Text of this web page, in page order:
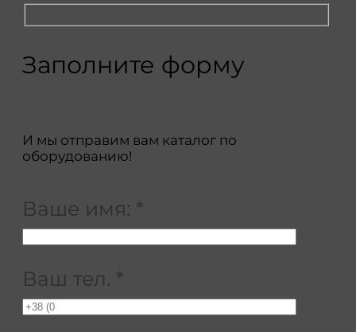
Заполните форму
И мы отправим вам каталог по
оборудованию!
Ваше имя: *
Ваш тел. *